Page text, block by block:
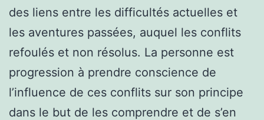
des liens entre les difficultés actuelles et
les aventures passées, auquel les conflits
refoulés et non résolus. La personne est
progression à prendre conscience de
l’influence de ces conflits sur son principe
dans le but de les comprendre et de s’en